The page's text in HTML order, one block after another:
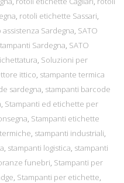
, rotoli etichette Sassari,
assistenza Sardegna, SATO
Sardegna, SATO
, Soluzioni per
ittico, stampante termica
sardegna, stampanti barcode
, Stampanti ed etichette per
, Stampanti etichette
, stampanti industriali,
, stampanti logistica, stampanti
funebri, Stampanti per
, Stampanti per etichette,